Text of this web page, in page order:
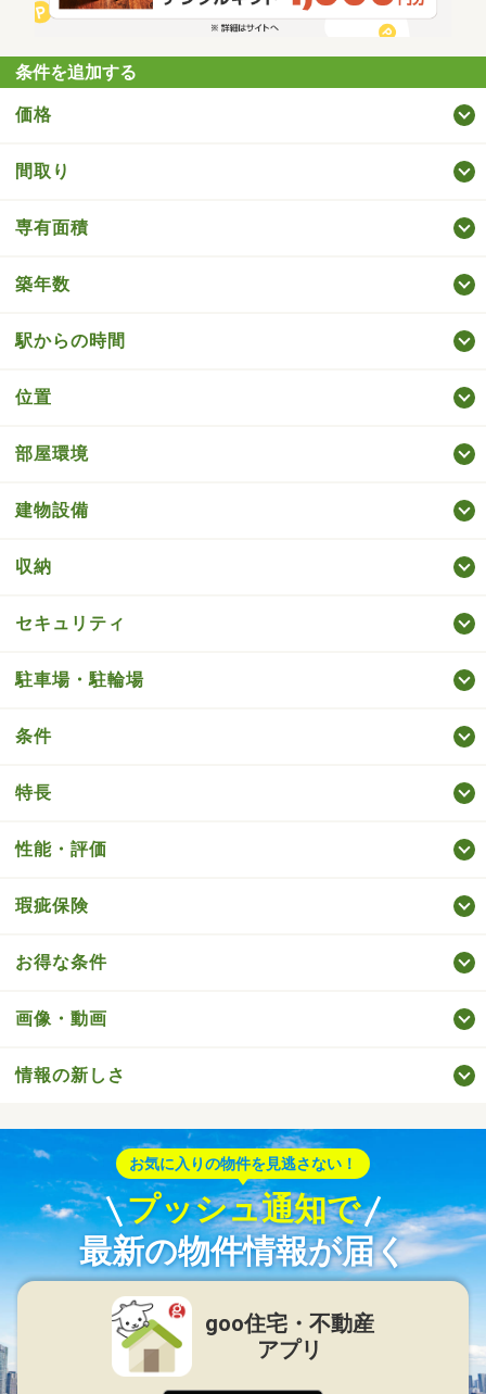
条件を追加する
価格
間取り
専有面積
築年数
駅からの時間
位置
部屋環境
建物設備
収納
セキュリティ
駐車場・駐輪場
条件
特長
性能・評価
瑕疵保険
お得な条件
画像・動画
情報の新しさ
お気に入りの物件を見逃さない！
プッシュ通知で
最新の物件情報が届く
goo住宅・不動産
アプリ